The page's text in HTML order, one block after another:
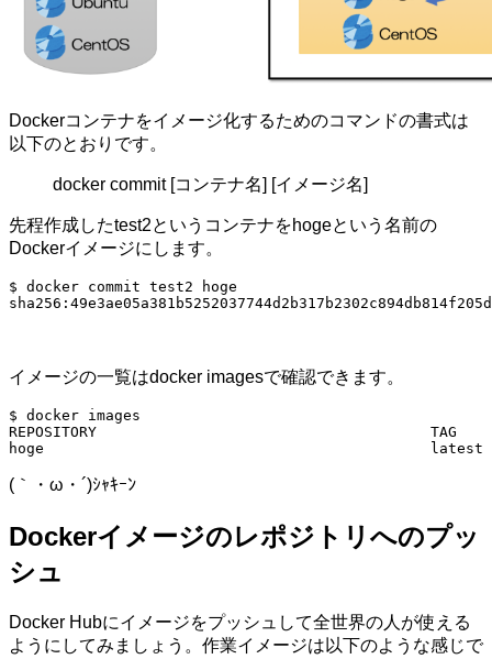
Dockerコンテナをイメージ化するためのコマンドの書式は
以下のとおりです。
docker commit [コンテナ名] [イメージ名]
先程作成したtest2というコンテナをhogeという名前の
Dockerイメージにします。
$ docker commit test2 hoge
イメージの一覧はdocker imagesで確認できます。
$ docker images
REPOSITORY                                      TAG
hoge                                            latest
(｀・ω・´)ｼｬｷｰﾝ
Dockerイメージのレポジトリへのプッ
シュ
Docker Hubにイメージをプッシュして全世界の人が使える
ようにしてみましょう。作業イメージは以下のような感じで